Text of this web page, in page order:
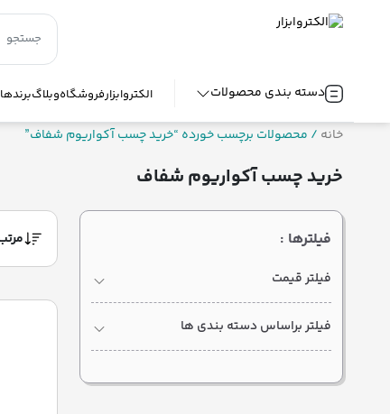
دسته بندی محصولات الکتروابزارفروشگاهوبلاگبرندها
خانه / محصولات برچسب خورده “خرید چسب آکواریوم شفاف”
خرید چسب آکواریوم شفاف
فیلترها :
فیلتر قیمت
فیلتر براساس دسته بندی ها